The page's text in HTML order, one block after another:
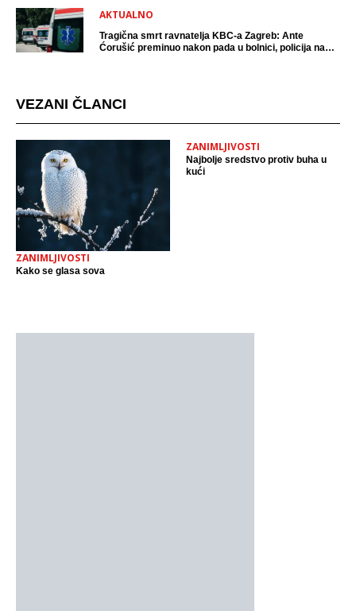
AKTUALNO
Tragična smrt ravnatelja KBC-a Zagreb: Ante
Ćorušić preminuo nakon pada u bolnici, policija na
VEZANI ČLANCI
ZANIMLJIVOSTI
Kako se glasa sova
ZANIMLJIVOSTI
Najbolje sredstvo protiv buha u
kući